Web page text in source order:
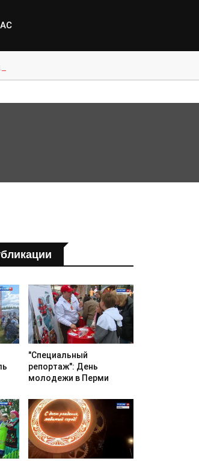
от паводка
"Специальный
репортаж": День
молодежи в Перми